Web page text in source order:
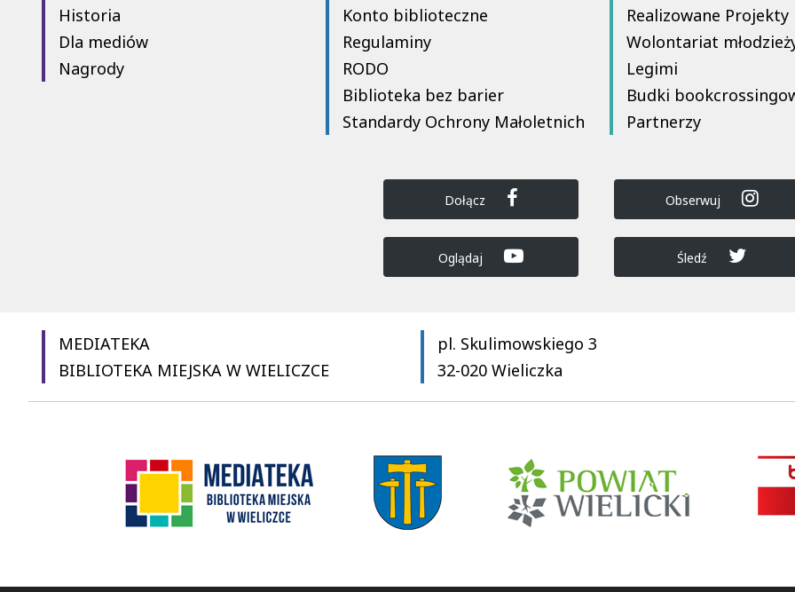
Historia
Dla mediów
Nagrody
Konto biblioteczne
Regulaminy
RODO
Biblioteka bez barier
Standardy Ochrony Małoletnich
Realizowane Projekty
Wolontariat
Legimi
Budki
Partnerzy
Dołącz
Oglądaj
Obserwuj
Śledź
MEDIATEKA
BIBLIOTEKA MIEJSKA W WIELICZCE
pl. Skulimowskiego 3
32-020 Wieliczka